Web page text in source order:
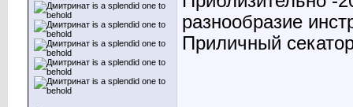
разнообразие
Приличный